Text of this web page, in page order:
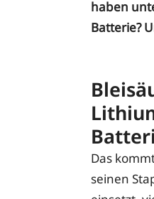
haben
Batterie?
Das
seinen